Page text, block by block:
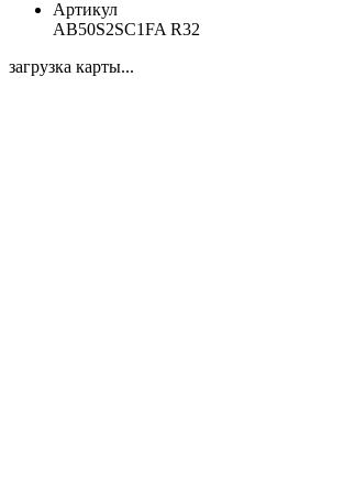
Артикул
AB50S2SC1FA R32
загрузка карты...